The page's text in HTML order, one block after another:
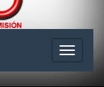
Toggle